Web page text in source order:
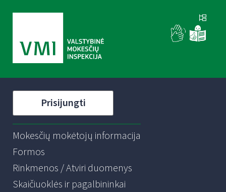
Prisijungti
Mokesčių mokėtojų informacija
Formos
Rinkmenos / Atviri duomenys
Skaičiuoklės ir pagalbininkai